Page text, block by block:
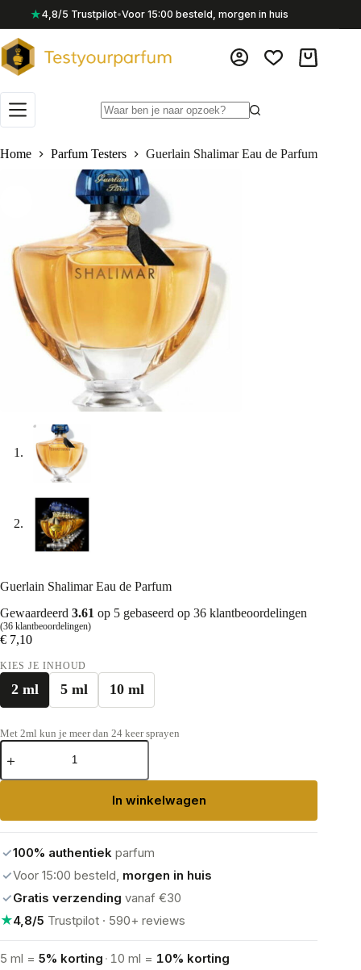
inhoud
★4,8/5 Trustpilot•Voor 15:00 besteld, morgen in huis
Home
Parfum Testers Guerlain Shalimar Eau de Parfum
Guerlain Shalimar Eau de Parfum
Gewaardeerd 3.61 op 5 gebaseerd op 36 klantbeoordelingen
(36 klantbeoordelingen)
€ 7,10
KIES JE INHOUD
2 ml 5 ml 10 ml
Met 2ml kun je meer dan 24 keer sprayen
Guerlain Shalimar
Eau
Parfum
In winkelwagen
✓100% authentiek parfum
✓Voor 15:00 besteld, morgen in huis
✓Gratis verzending vanaf €30
★4,8/5 Trustpilot · 590+ reviews
5 ml = 5% korting · 10 ml = 10% korting